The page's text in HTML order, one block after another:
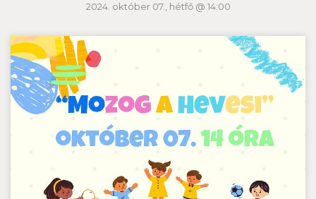
2024. október 07., hétfő @ 14:00